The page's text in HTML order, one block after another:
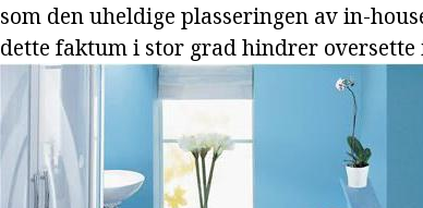
som den uheldige plasseringen av in-
dette faktum i stor grad hindrer